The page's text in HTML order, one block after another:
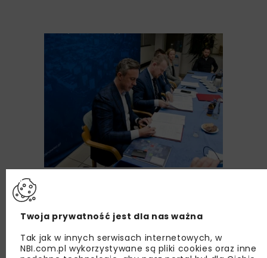
Zdjęcie: FBSerwis
Twoja prywatność jest dla nas ważna
Tak jak w innych serwisach internetowych, w
NBI.com.pl wykorzystywane są pliki cookies oraz inne